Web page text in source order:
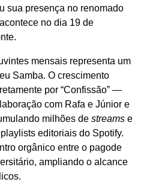
sua presença no renomado
no dia 19 de
mensais representa um
Samba. O crescimento
por “Confissão” —
com Rafa e Júnior e
milhões de streams e
editoriais do Spotify.
orgânico entre o pagode
ampliando o alcance